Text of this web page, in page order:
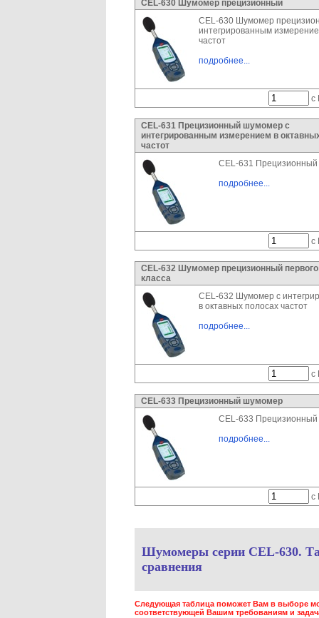
CEL-630 Шумомер прецизионный
CEL-630 Шумомер
интегрированным
частот
подробнее...
с
CEL-631 Прецизионный шумомер с
интегрированным измерением в
частот
CEL-631
подробнее...
с
CEL-632 Шумомер прецизионный первого
класса
CEL-632 Шумомер с
в октавных полосах частот
подробнее...
с
CEL-633 Прецизионный шумомер
CEL-633
подробнее...
с
Шумомеры серии CEL-630.
сравнения
Следующая таблица поможет Вам в выборе
соответствующей Вашим требованиям и